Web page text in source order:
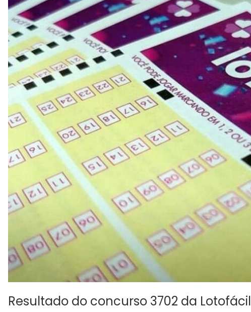
Resultado do concurso 3702 da Lotofácil